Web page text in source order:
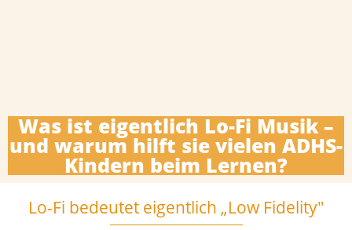
Was ist eigentlich Lo-Fi Musik –
und warum hilft sie vielen ADHS-
Kindern beim Lernen?
Lo-Fi bedeutet eigentlich „Low Fidelity"